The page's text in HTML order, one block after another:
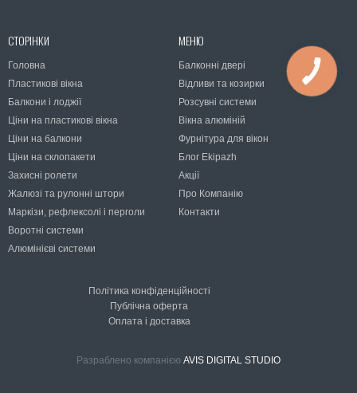
СТОРІНКИ
Головна
Пластикові вікна
Балкони і лоджії
Ціни на пластикові вікна
Ціни на балкони
Ціни на склопакети
Захисні ролети
Жалюзі та рулонні штори
Маркізи, рефлексолі і перголи
Воротні системи
Алюмінієві системи
МЕНЮ
Балконні двері
Відливи та козирки
Розсувні системи
Вікна алюміній
Фурнітура для вікон
Блог Ekipazh
Акції
Про Компанію
Контакти
Політика конфіденційності
Публічна оферта
Оплата і доставка
Разраблено компанією AVIS DIGITAL STUDIO